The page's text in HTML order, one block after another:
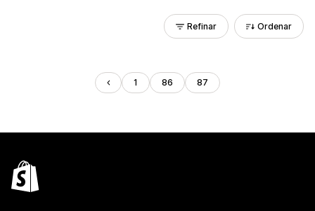
Refinar Ordenar
1 86 87